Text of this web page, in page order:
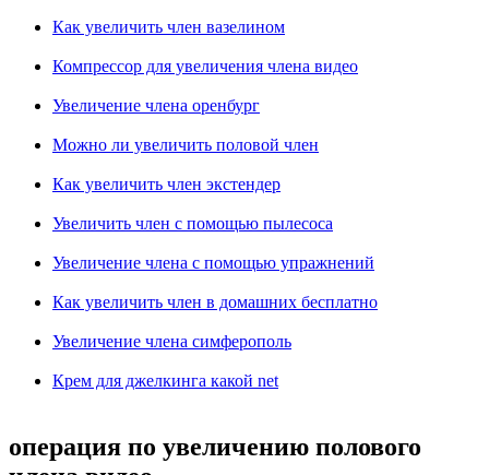
Как увеличить член вазелином
Компрессор для увеличения члена видео
Увеличение члена оренбург
Можно ли увеличить половой член
Как увеличить член экстендер
Увеличить член с помощью пылесоса
Увеличение члена с помощью упражнений
Как увеличить член в домашних бесплатно
Увеличение члена симферополь
Крем для джелкинга какой net
операция по увеличению полового